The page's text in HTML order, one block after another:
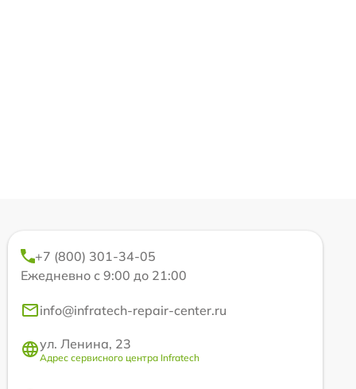
+7 (800) 301-34-05
Ежедневно с 9:00 до 21:00
info@infratech-repair-center.ru
ул. Ленина, 23
Адрес сервисного центра Infratech